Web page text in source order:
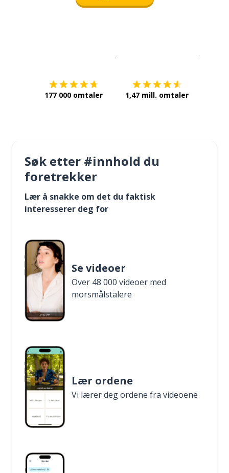
177 000 omtaler 1,47 mill. omtaler
Søk etter #innhold du
foretrekker
Lær å snakke om det du faktisk
interesserer deg for
Se videoer
Over 48 000 videoer med
morsmålstalere
Lær ordene
Vi lærer deg ordene fra videoene